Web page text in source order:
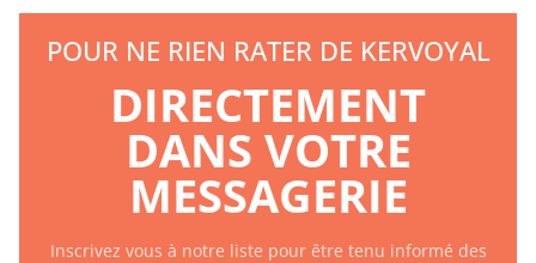
POUR NE RIEN RATER DE KERVOYAL
DIRECTEMENT
DANS VOTRE
MESSAGERIE
Inscrivez vous à notre liste pour être tenu informé des